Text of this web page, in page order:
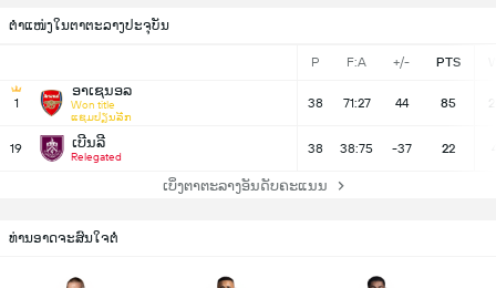
ຕຳແໜ່ງໃນຕາຕະລາງປະຈຸບັນ
P F:A +/- PTS
1
ອາເຊນອລ
Won title
ແຊມປຽນລີກ
38 71:27 44 85
19 ເບີນລີ
Relegated
38 38:75 -37 22
ເບິ່ງຕາຕະລາງອັນດັບຄະແນນ
ທ່ານອາດຈະສົນໃຈຕໍ່